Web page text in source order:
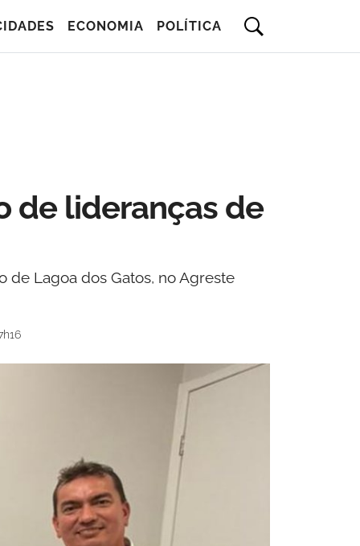
ECONOMIA POLÍTICA
de lideranças de
de Lagoa dos Gatos, no Agreste